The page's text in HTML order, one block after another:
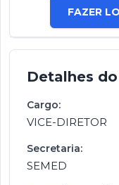
FAZER
Detalhes
Cargo:
VICE-DIRETOR
Secretaria:
SEMED